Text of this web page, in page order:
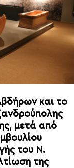
και το
μετά από
του Ν.
της